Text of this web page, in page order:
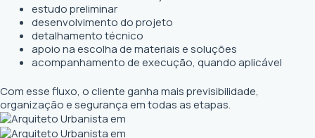
estudo preliminar
desenvolvimento do projeto
detalhamento técnico
apoio na escolha de materiais e soluções
acompanhamento de execução, quando aplicável
Com esse fluxo, o cliente ganha mais previsibilidade,
organização e segurança em todas as etapas.